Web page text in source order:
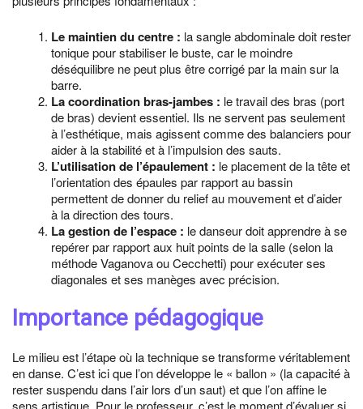
Le maintien du centre : la sangle abdominale doit rester
tonique pour stabiliser le buste, car le moindre
déséquilibre ne peut plus être corrigé par la main sur la
barre.
La coordination bras-jambes : le travail des bras (port
de bras) devient essentiel. Ils ne servent pas seulement
à l’esthétique, mais agissent comme des balanciers pour
aider à la stabilité et à l’impulsion des sauts.
L’utilisation de l’épaulement : le placement de la tête et
l’orientation des épaules par rapport au bassin
permettent de donner du relief au mouvement et d’aider
à la direction des tours.
La gestion de l’espace : le danseur doit apprendre à se
repérer par rapport aux huit points de la salle (selon la
méthode Vaganova ou Cecchetti) pour exécuter ses
diagonales et ses manèges avec précision.
Importance pédagogique
Le milieu est l’étape où la technique se transforme véritablement
en danse. C’est ici que l’on développe le « ballon » (la capacité à
rester suspendu dans l’air lors d’un saut) et que l’on affine le
sens artistique. Pour le professeur, c’est le moment d’évaluer si